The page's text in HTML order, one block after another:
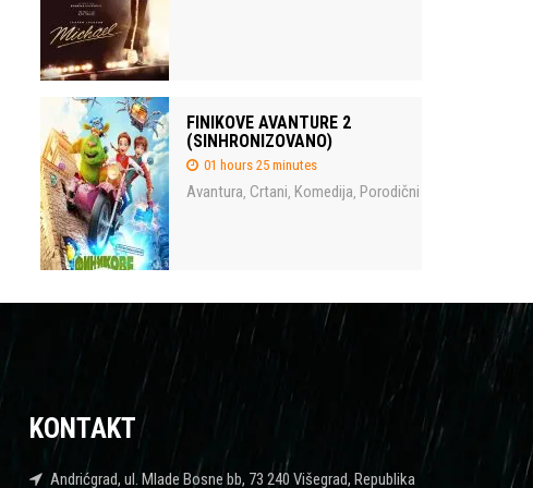
FINIKOVE AVANTURE 2
(SINHRONIZOVANO)
01 hours 25 minutes
Avantura, Crtani, Komedija, Porodični
KONTAKT
Andrićgrad, ul. Mlade Bosne bb, 73 240 Višegrad, Republika